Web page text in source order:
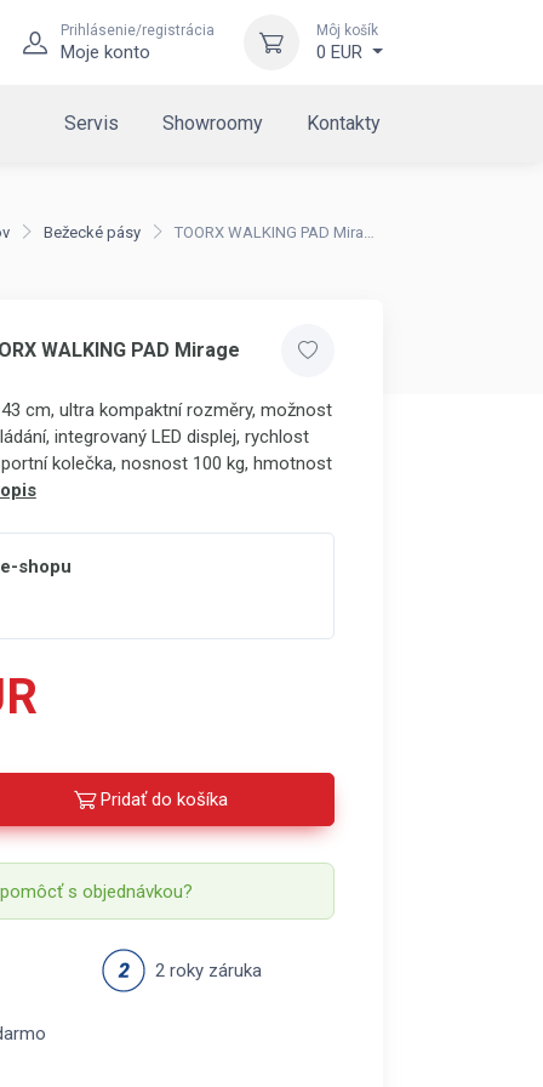
Prihlásenie/registrácia
Moje konto
Môj košík
0 EUR
Servis Showroomy Kontakty
Bežecké pásy TOORX WALKING PAD Mirage Display
WALKING PAD Mirage
cm, ultra kompaktní rozměry, možnost
integrovaný LED displej, rychlost
kolečka, nosnost 100 kg, hmotnost
shopu
Pridať do košíka
s objednávkou?
2 roky záruka